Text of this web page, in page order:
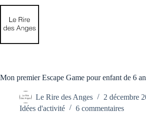
Passer
contenu
Mon premier Escape Game pour enfant de 6
Le Rire des Anges
2 décembre
Idées d'activité
6 commentaires